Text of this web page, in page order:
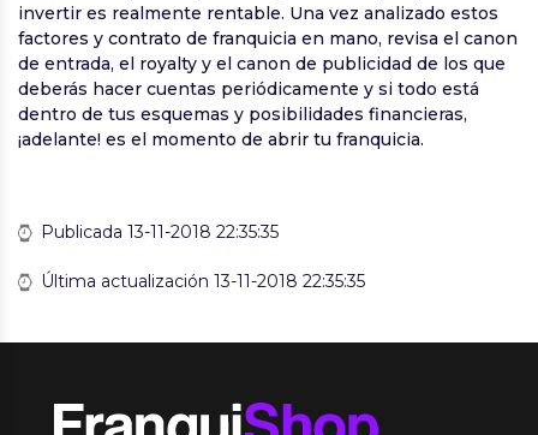
invertir es realmente rentable. Una vez analizado estos
factores y contrato de franquicia en mano, revisa el canon
de entrada, el royalty y el canon de publicidad de los que
deberás hacer cuentas periódicamente y si todo está
dentro de tus esquemas y posibilidades financieras,
¡adelante! es el momento de abrir tu franquicia.
Publicada 13-11-2018 22:35:35
Última actualización 13-11-2018 22:35:35